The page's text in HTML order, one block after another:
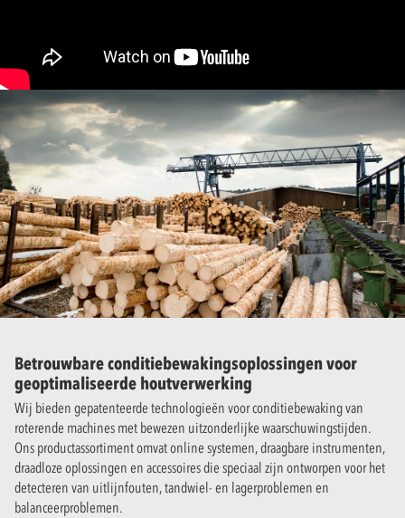
Betrouwbare conditiebewakingsoplossingen voor
geoptimaliseerde houtverwerking
Wij bieden gepatenteerde technologieën voor conditiebewaking van
roterende machines met bewezen uitzonderlijke waarschuwingstijden.
Ons productassortiment omvat online systemen, draagbare instrumenten,
draadloze oplossingen en accessoires die speciaal zijn ontworpen voor het
detecteren van uitlijnfouten, tandwiel- en lagerproblemen en
balanceerproblemen.